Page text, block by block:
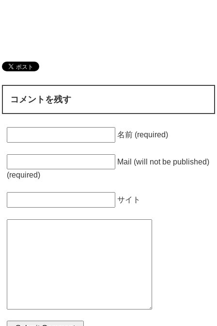
コメントを残す
名前 (required)
Mail (will not be published)
(required)
サイト